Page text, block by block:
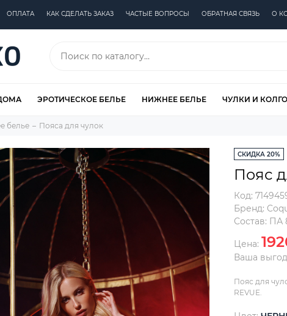
ОПЛАТА КАК СДЕЛАТЬ ЗАКАЗ ЧАСТЫЕ ВОПРОСЫ ОБРАТНАЯ СВЯЗЬ О
ЭРОТИЧЕСКОЕ БЕЛЬЕ НИЖНЕЕ БЕЛЬЕ ЧУЛКИ И
белье Пояса для чулок
СКИДКА 20%
Пояс
Код:
Бренд:
Состав: ПА
Цена:
Ваша
Пояс для
REVUE.